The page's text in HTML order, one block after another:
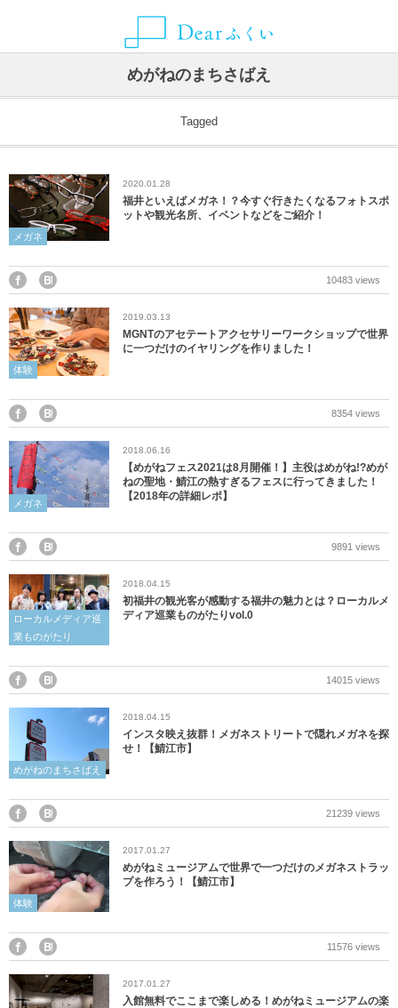
めがねのまちさばえ
Tagged
メガネ
2020.01.28
福井といえばメガネ！？今すぐ行きたくなるフォトスポ
ットや観光名所、イベントなどをご紹介！
10483 views
体験
2019.03.13
MGNTのアセテートアクセサリーワークショップで世界
に一つだけのイヤリングを作りました！
8354 views
メガネ
2018.06.16
【めがねフェス2021は8月開催！】主役はめがね!?めが
ねの聖地・鯖江の熱すぎるフェスに行ってきました！
【2018年の詳細レポ】
9891 views
ローカルメディア巡
業ものがたり
2018.04.15
初福井の観光客が感動する福井の魅力とは？ローカルメ
ディア巡業ものがたりvol.0
14015 views
めがねのまちさばえ
2018.04.15
インスタ映え抜群！メガネストリートで隠れメガネを探
せ！【鯖江市】
21239 views
体験
2017.01.27
めがねミュージアムで世界で一つだけのメガネストラッ
プを作ろう！【鯖江市】
11576 views
2017.01.27
入館無料でここまで楽しめる！めがねミュージアムの楽
グルメ
観光スポット
レジャー・アクティビティ
自然・風景
イベント
宿泊
お土産
産業・ものづくり
体験施設・体験プラン
歴史
生活・地元ネタ
交通情報
その他
福井県
福井市
あわら市
池田町
永平寺町
越前市
越前町
おおい町
大野市
小浜市
勝山市
坂井市
鯖江市
高浜町
敦賀市
南越前町
美浜町
若狭町
福井県外
Dearふくいとは
Dearふくいへの広告掲載について
プライバシーポリシー
お知らせ
ことりっぷ
SmartNews
Yahoo!ライフマガジン
お問い合わせ・取材依頼・情報提供などはこちらから